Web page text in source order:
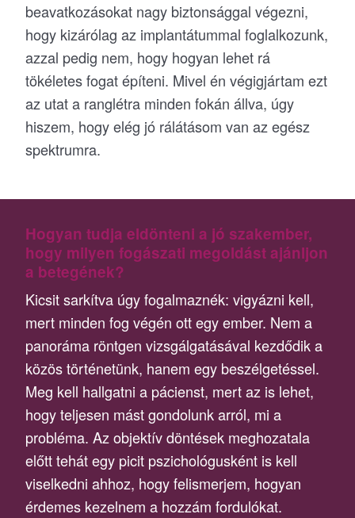
beavatkozásokat nagy biztonsággal végezni,
hogy kizárólag az implantátummal foglalkozunk,
azzal pedig nem, hogy hogyan lehet rá
tökéletes fogat építeni. Mivel én végigjártam ezt
az utat a ranglétra minden fokán állva, úgy
hiszem, hogy elég jó rálátásom van az egész
spektrumra.
Hogyan tudja eldönteni a jó szakember,
hogy milyen fogászati megoldást ajánljon
a betegének?
Kicsit sarkítva úgy fogalmaznék: vigyázni kell,
mert minden fog végén ott egy ember. Nem a
panoráma röntgen vizsgálgatásával kezdődik a
közös történetünk, hanem egy beszélgetéssel.
Meg kell hallgatni a pácienst, mert az is lehet,
hogy teljesen mást gondolunk arról, mi a
probléma. Az objektív döntések meghozatala
előtt tehát egy picit pszichológusként is kell
viselkedni ahhoz, hogy felismerjem, hogyan
érdemes kezelnem a hozzám fordulókat.